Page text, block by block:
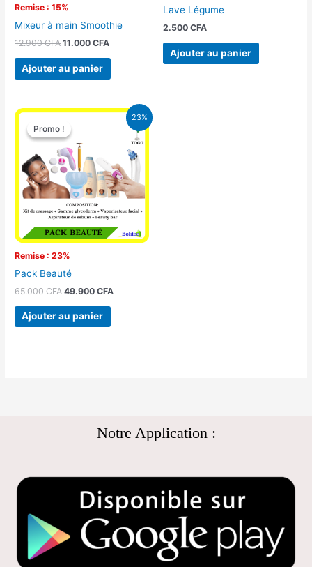
Remise : 15%
Mixeur à main Smoothie
12.900CFA 11.000CFA
Ajouter au panier
Lave Légume
2.500 CFA
Ajouter au panier
23%
Promo !
Remise : 23%
Promo !
Pack Beauté
65.000CFA
Le
prix
initial
était :
65.000 CFA.
49.900CFA
Le
prix
actuel
est :
49.900 CFA.
Ajouter au panier
Notre Application :